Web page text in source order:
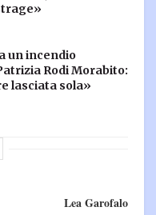
un incendio
Rodi Morabito:
lasciata sola»
Lea Garofalo